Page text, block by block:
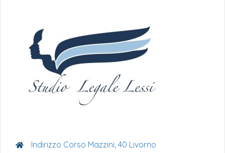
Indirizzo Corso Mazzini, 40 Livorno